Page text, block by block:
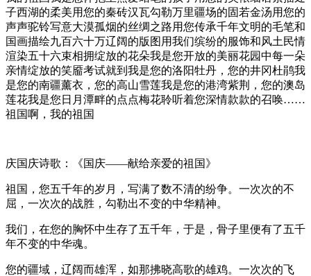
子西湖的柔美用您的秦砖汉瓦勾勒万里疆场的固若金汤用您的
声声驼铃写意大漠孤烟的丝绸之路用您传承千年文明的毛笔和
国画描绘九百六十万辽阔的版图用我们缤纷的服饰和风土民情
渲染五十六束相拥绽放的花朵我是您开放的美丽花园中每一朵
亲情绽放的笑靥考试就到我是您的洛阳牡丹，您的井冈杜鹃我
是您的南疆薰衣，您的高山雪莲我是您的港湾紫荆，您的澳岛
莲花我是您日月潭畔的点点梅花聆听着您深情款款的召唤……
祖国啊，我的祖国
庆国庆诗歌：《国庆——献给亲爱的祖国》
祖国，您五千年的岁月，写满了数不清的纷争。一次次的不
屈，一次次的战胜，勾勒出不变的中华精神。
我们，在您的胸怀中生存了五千年，于是，骨子里便有了五千
年不变的中华魂。
您的疆域，辽阔而雄浑，如那拂晓高歌的雄鸡。一次次的飞